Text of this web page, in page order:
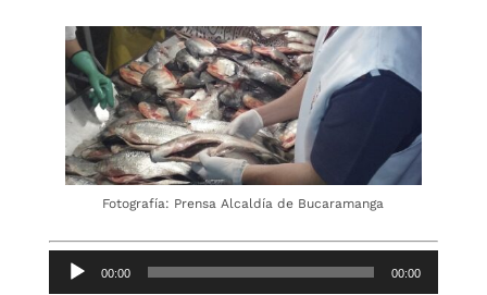
Fotografía: Prensa Alcaldía de Bucaramanga
Reproductor
00:00 00:00